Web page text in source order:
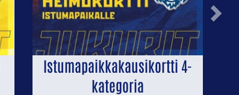
Istumapaikkakausikortti 4-
kategoria